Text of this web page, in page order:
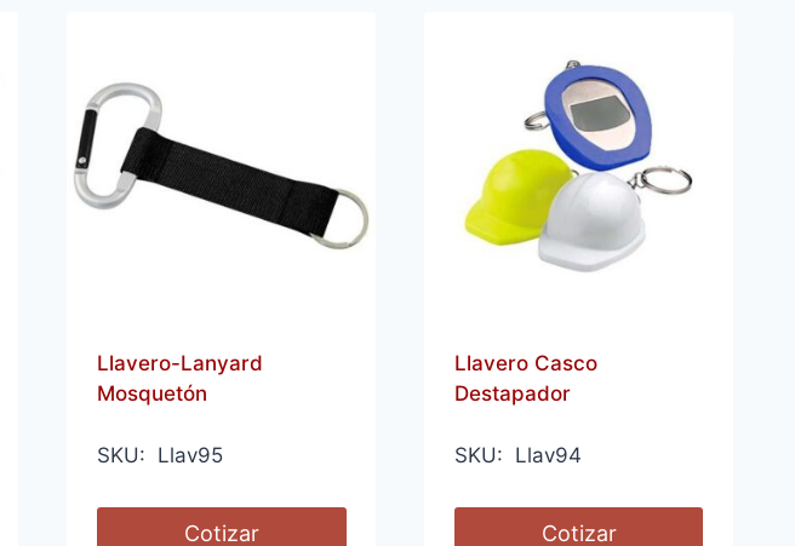
Llavero-Lanyard
Mosquetón
SKU: Llav95
Cotizar
Llavero Casco
Destapador
SKU: Llav94
Cotizar